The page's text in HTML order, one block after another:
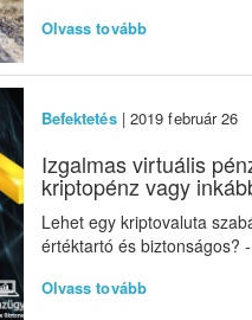
Olvass tovább
Befektetés| 2019 február 26
Izgalmas virtuális
kriptopénz vagy
Lehet egy kriptovaluta
értéktartó és
Olvass tovább